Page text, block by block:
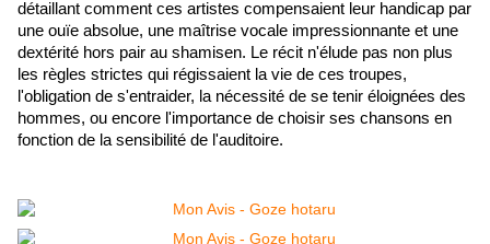
détaillant comment ces artistes compensaient leur handicap par
une ouïe absolue, une maîtrise vocale impressionnante et une
dextérité hors pair au shamisen. Le récit n'élude pas non plus
les règles strictes qui régissaient la vie de ces troupes,
l'obligation de s'entraider, la nécessité de se tenir éloignées des
hommes, ou encore l'importance de choisir ses chansons en
fonction de la sensibilité de l'auditoire.